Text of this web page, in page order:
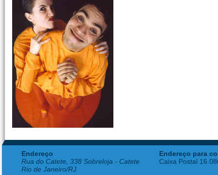
Endereço
Rua do Catete, 338 Sobreloja - Catete
Rio de Janeiro/RJ
Endereço para
Caixa Postal